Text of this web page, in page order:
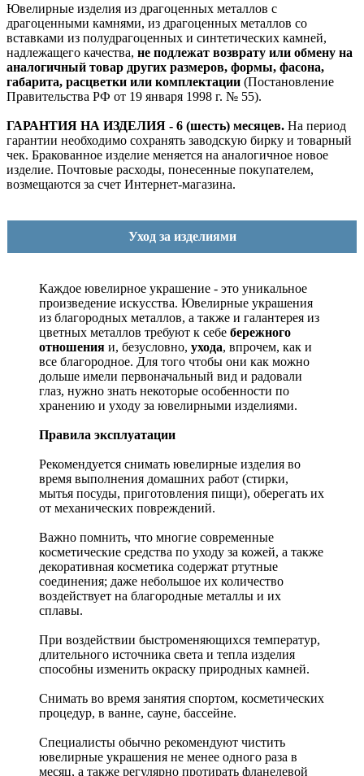
Ювелирные изделия из драгоценных металлов с
драгоценными камнями, из драгоценных металлов со
вставками из полудрагоценных и синтетических камней,
надлежащего качества, не подлежат возврату или обмену на
аналогичный товар других размеров, формы, фасона,
габарита, расцветки или комплектации (Постановление
Правительства РФ от 19 января 1998 г. № 55).
ГАРАНТИЯ НА ИЗДЕЛИЯ - 6 (шесть) месяцев. На период
гарантии необходимо сохранять заводскую бирку и товарный
чек. Бракованное изделие меняется на аналогичное новое
изделие. Почтовые расходы, понесенные покупателем,
возмещаются за счет Интернет-магазина.
Уход за изделиями
Каждое ювелирное украшение - это уникальное
произведение искусства. Ювелирные украшения
из благородных металлов, а также и галантерея из
цветных металлов требуют к себе бережного
отношения и, безусловно, ухода, впрочем, как и
все благородное. Для того чтобы они как можно
дольше имели первоначальный вид и радовали
глаз, нужно знать некоторые особенности по
хранению и уходу за ювелирными изделиями.
Правила эксплуатации
Рекомендуется снимать ювелирные изделия во
время выполнения домашних работ (стирки,
мытья посуды, приготовления пищи), оберегать их
от механических повреждений.
Важно помнить, что многие современные
косметические средства по уходу за кожей, а также
декоративная косметика содержат ртутные
соединения; даже небольшое их количество
воздействует на благородные металлы и их
сплавы.
При воздействии быстроменяющихся температур,
длительного источника света и тепла изделия
способны изменить окраску природных камней.
Снимать во время занятия спортом, косметических
процедур, в ванне, сауне, бассейне.
Специалисты обычно рекомендуют чистить
ювелирные украшения не менее одного раза в
месяц, а также регулярно протирать фланелевой